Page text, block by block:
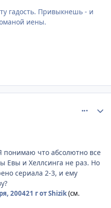
гадость. Привыкнешь - и
иены.
понимаю что абсолютно все
Евы и Хеллсинга не раз. Но
сериала 2-3, и ему
200421 гот Shizik(см.